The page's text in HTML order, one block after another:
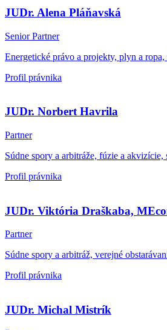
JUDr. Alena Pláňavská
Senior Partner
Energetické právo a projekty, plyn a
Profil právnika
JUDr. Norbert Havrila
Partner
Súdne spory a arbitráže, fúzie a
Profil právnika
JUDr. Viktória Draškaba,
Partner
Súdne spory a arbitráž, verejné
Profil právnika
JUDr. Michal Mistrík